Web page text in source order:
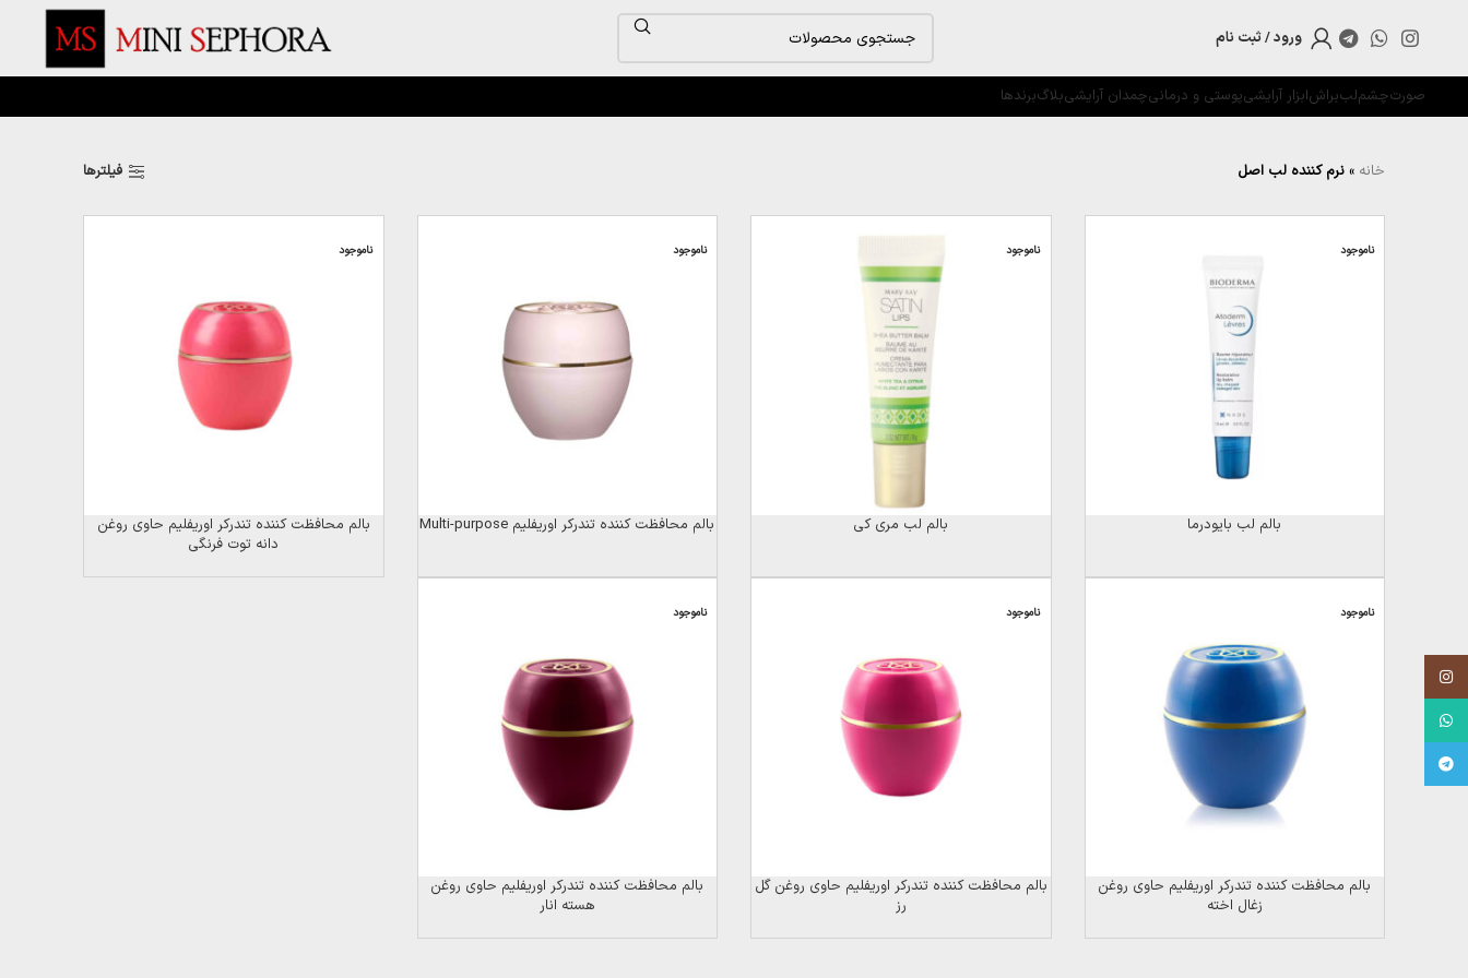
ورود / ثبت نام
صورتچشملببراشابزار آرایشیپوستی و درمانیچمدان آرایشیبلاگبرندها
خانه » نرم کننده لب اصل فیلترها
ناموجود
بالم لب بایودرما
ناموجود
بالم لب مری کی
ناموجود
بالم محافظت کننده تندرکر اوریفلیم Multi-purpose
ناموجود
بالم محافظت کننده تندرکر اوریفلیم حاوی روغن
دانه توت فرنگی
ناموجود
بالم محافظت کننده تندرکر اوریفلیم حاوی روغن
زغال اخته
ناموجود
بالم محافظت کننده تندرکر اوریفلیم حاوی روغن گل
رز
ناموجود
بالم محافظت کننده تندرکر اوریفلیم حاوی روغن
هسته انار